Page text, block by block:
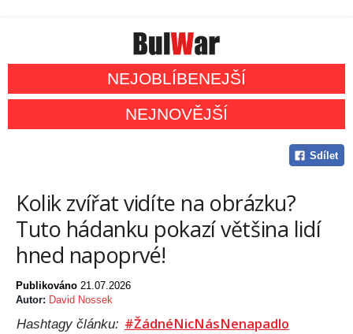
NEJOBLÍBENEJŠÍ
NEJNOVĚJŠÍ
Sdílet
Kolik zvířat vidíte na obrázku?
Tuto hádanku pokazí většina lidí
hned napoprvé!
Publikováno 21.07.2026
Autor: David Nossek
Hashtagy článku: #ŽádnéNicNásNenapadlo